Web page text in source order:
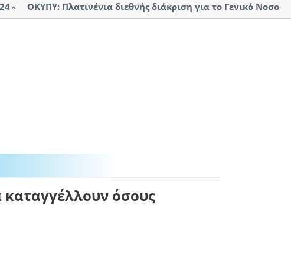
ΟΚΥΠΥ: Πλατινένια διεθνής διάκριση για το Γενικό Νοσοκομείο
Λάρνακας
όσους